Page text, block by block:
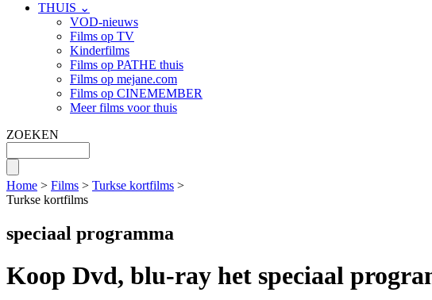
THUIS ⌄
VOD-nieuws
Films op TV
Kinderfilms
Films op PATHE thuis
Films op mejane.com
Films op CINEMEMBER
Meer films voor thuis
ZOEKEN
Home > Films > Turkse kortfilms >
Turkse kortfilms
speciaal programma
Koop Dvd, blu-ray het speciaal